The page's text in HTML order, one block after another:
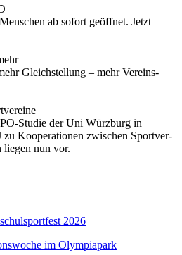
ab sofort geöff­net. Jetzt
Gleich­stel­lung – mehr Ver­eins­
Stu­­die der Uni Würz­burg in
zu Koope­ra­tio­nen zwi­schen Sport­ver­
lie­gen nun vor.
im Olym­pia­park